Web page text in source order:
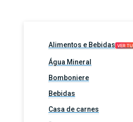
Alimentos e Bebidas VER
Água Mineral
Bomboniere
Bebidas
Casa de carnes